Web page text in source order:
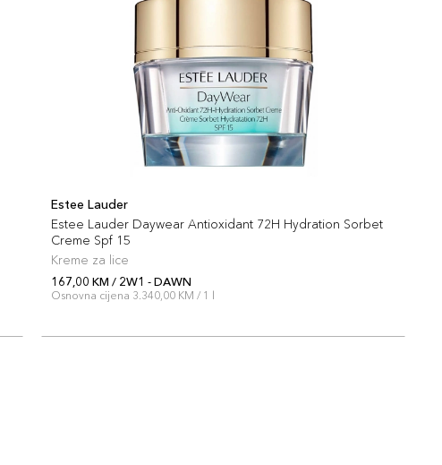
Estee Lauder
Estee Lauder Daywear Antioxidant 72H Hydration Sorbet
Creme Spf 15
Kreme za lice
167,00 KM / 2W1 - DAWN
Osnovna cijena 3.340,00 KM / 1 l